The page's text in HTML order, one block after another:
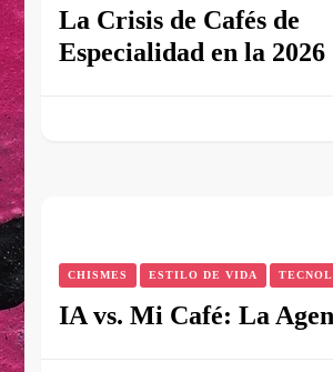
La Crisis de Cafés de
Especialidad en la 2026
CHISMES ESTILO DE VIDA
IA vs. Mi Café: La